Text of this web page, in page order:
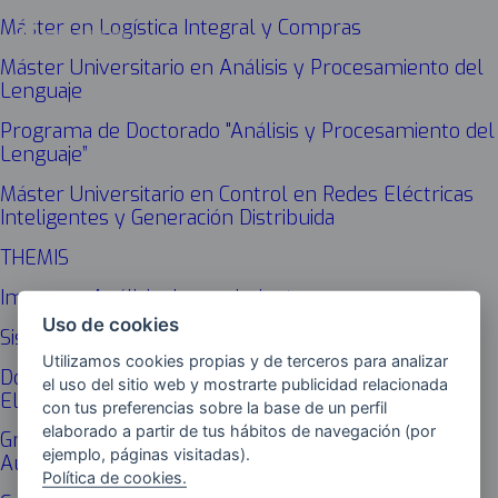
Máster en Logística Integral y Compras
Máster Universitario en Análisis y Procesamiento del
Lenguaje
Programa de Doctorado "Análisis y Procesamiento del
Lenguaje”
Máster Universitario en Control en Redes Eléctricas
Inteligentes y Generación Distribuida
THEMIS
Imagen y Análisis de movimiento
Sistemas inteligentes y energía (SI+E)
Doble Grado en Ingeniería Mecánica y Ingeniería en
Electrónica Industrial y Automática
Grado en Ingeniería en Electrónica Industrial y
Automática
Uso de cookies
Utilizamos cookies propias y de terceros para analizar
el uso del sitio web y mostrarte publicidad relacionada
con tus preferencias sobre la base de un perfil
elaborado a partir de tus hábitos de navegación (por
ejemplo, páginas visitadas).
Política de cookies.